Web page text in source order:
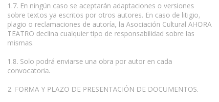
1.7. En ningún caso se aceptarán adaptaciones o versiones
sobre textos ya escritos por otros autores. En caso de litigio,
plagio o reclamaciones de autoría, la Asociación Cultural AHORA
TEATRO declina cualquier tipo de responsabilidad sobre las
mismas.
1.8. Solo podrá enviarse una obra por autor en cada
convocatoria.
2. FORMA Y PLAZO DE PRESENTACIÓN DE DOCUMENTOS.